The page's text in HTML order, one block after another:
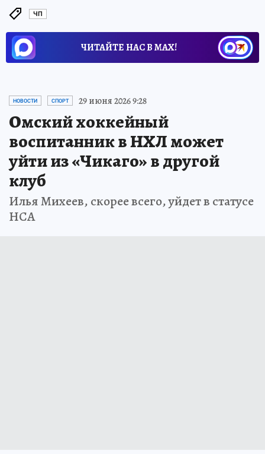
ЧП
ЧИТАЙТЕ НАС В МАХ!
НОВОСТИ СПОРТ 29 июня 2026 9:28
Омский хоккейный
воспитанник в НХЛ может
уйти из «Чикаго» в другой
клуб
Илья Михеев, скорее всего, уйдет в статусе
НСА